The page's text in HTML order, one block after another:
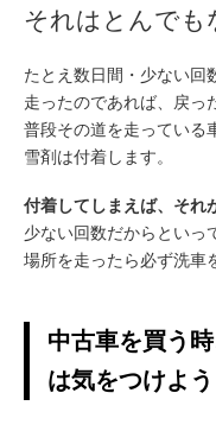
それはとんでも
たとえ数日間・少ない回
走ったのであれば、戻っ
普段その道を走っている
雪剤は付着します。
付着してしまえば、それ
少ない回数だからといっ
場所を走ったら必ず洗車
中古車を買う
は気をつけよう